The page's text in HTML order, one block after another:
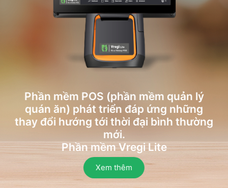
Phần mềm POS (phần mềm ​quản lý
quán ăn) phát triển đáp ứng những
thay đổi hướng tới thời đại bình thường
mới.
Phần mềm Vregi Lite
Xem thêm